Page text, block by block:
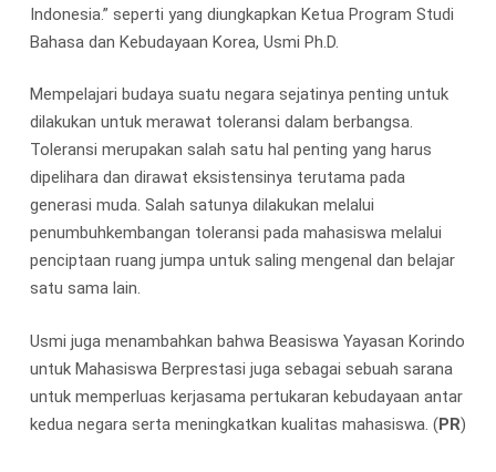
Indonesia.” seperti yang diungkapkan Ketua Program Studi
Bahasa dan Kebudayaan Korea, Usmi Ph.D.
Mempelajari budaya suatu negara sejatinya penting untuk
dilakukan untuk merawat toleransi dalam berbangsa.
Toleransi merupakan salah satu hal penting yang harus
dipelihara dan dirawat eksistensinya terutama pada
generasi muda. Salah satunya dilakukan melalui
penumbuhkembangan toleransi pada mahasiswa melalui
penciptaan ruang jumpa untuk saling mengenal dan belajar
satu sama lain.
Usmi juga menambahkan bahwa Beasiswa Yayasan Korindo
untuk Mahasiswa Berprestasi juga sebagai sebuah sarana
untuk memperluas kerjasama pertukaran kebudayaan antar
kedua negara serta meningkatkan kualitas mahasiswa. (PR)